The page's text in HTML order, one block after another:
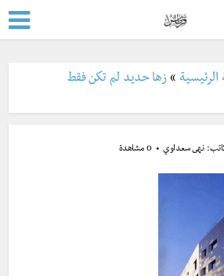
»زها حديد لم تكن فقط
نهى سعداوي 0 مشاهدة